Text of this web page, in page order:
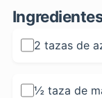
2 tazas de
½ taza de